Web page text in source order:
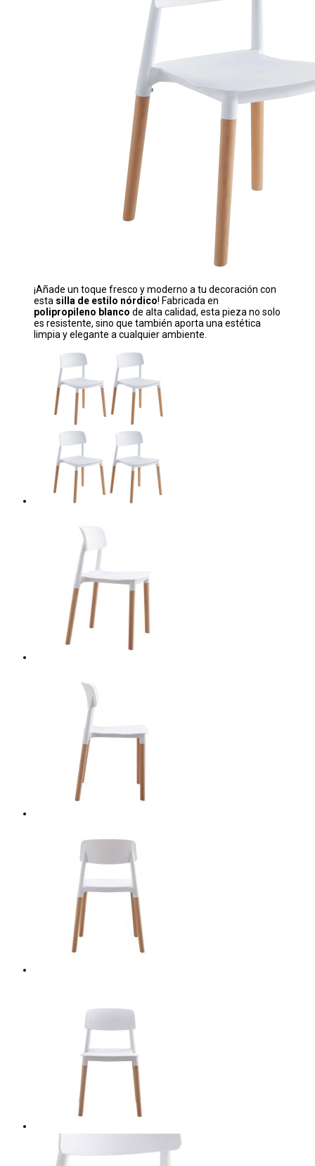
¡Añade un toque fresco y moderno a tu decoración con
esta silla de estilo nórdico! Fabricada en
polipropileno blanco de alta calidad, esta pieza no solo
es resistente, sino que también aporta una estética
limpia y elegante a cualquier ambiente.